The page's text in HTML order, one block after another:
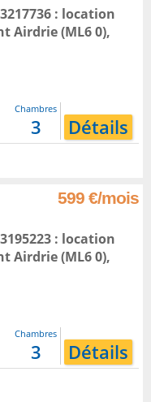
: location
Airdrie(ML6 0),
Chambres
3 Détails
599 €/mois
: location
Airdrie(ML6 0),
Chambres
3 Détails